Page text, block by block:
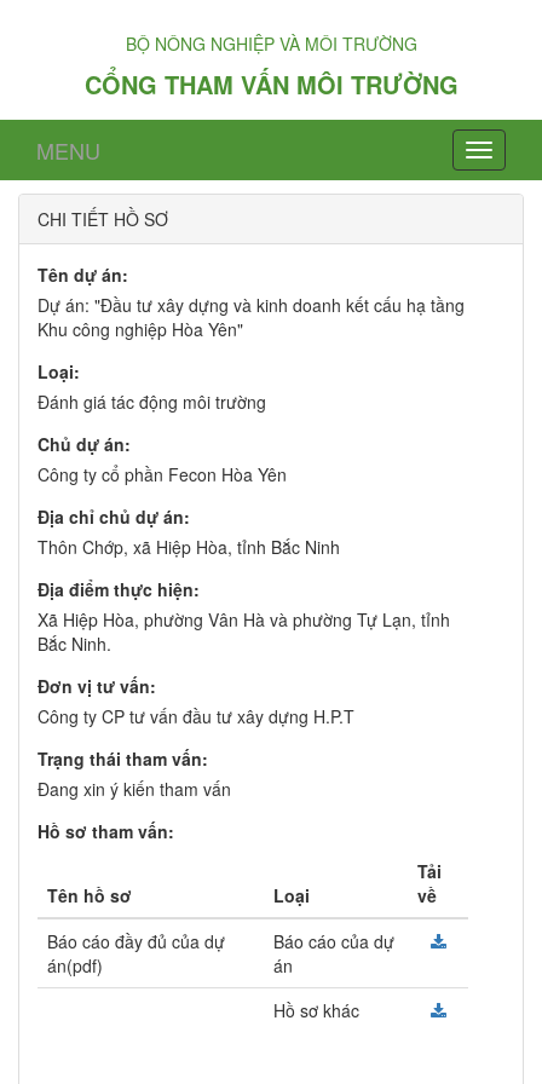
BỘ NÔNG NGHIỆP VÀ MÔI TRƯỜNG
CỔNG THAM VẤN MÔI TRƯỜNG
MENU
CHI TIẾT HỒ SƠ
Tên dự án:
Dự án: "Đầu tư xây dựng và kinh doanh kết cấu hạ tầng
Khu công nghiệp Hòa Yên"
Loại:
Đánh giá tác động môi trường
Chủ dự án:
Công ty cổ phần Fecon Hòa Yên
Địa chỉ chủ dự án:
Thôn Chớp, xã Hiệp Hòa, tỉnh Bắc Ninh
Địa điểm thực hiện:
Xã Hiệp Hòa, phường Vân Hà và phường Tự Lạn, tỉnh
Bắc Ninh.
Đơn vị tư vấn:
Công ty CP tư vấn đầu tư xây dựng H.P.T
Trạng thái tham vấn:
Đang xin ý kiến tham vấn
Hồ sơ tham vấn:
Tên hồ sơ Loại
Tải
về
Báo cáo đầy đủ của dự
án(pdf)
Báo cáo của dự
án
Hồ sơ khác